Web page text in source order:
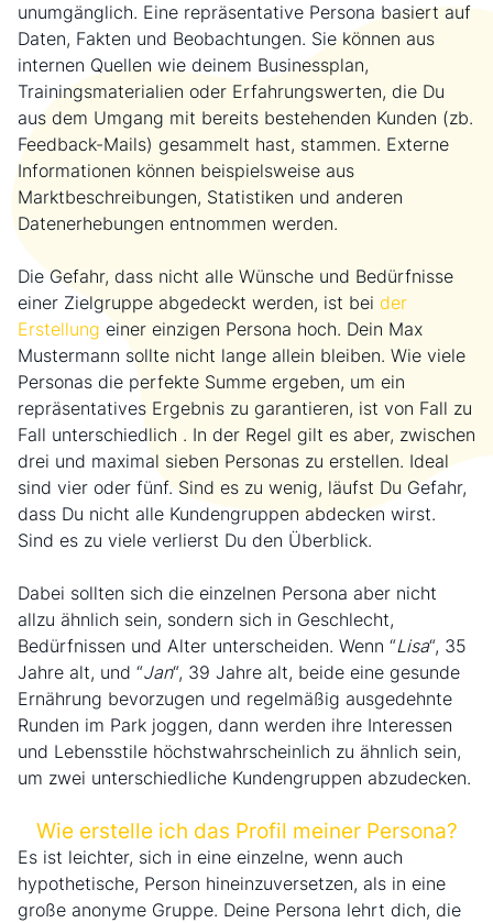
unumgänglich. Eine repräsentative Persona basiert auf
Daten, Fakten und Beobachtungen. Sie können aus
internen Quellen wie deinem Businessplan,
Trainingsmaterialien oder Erfahrungswerten, die Du
aus dem Umgang mit bereits bestehenden Kunden (zb.
Feedback-Mails) gesammelt hast, stammen. Externe
Informationen können beispielsweise aus
Marktbeschreibungen, Statistiken und anderen
Datenerhebungen entnommen werden.
Die Gefahr, dass nicht alle Wünsche und Bedürfnisse
einer Zielgruppe abgedeckt werden, ist bei der
Erstellung einer einzigen Persona hoch. Dein Max
Mustermann sollte nicht lange allein bleiben. Wie viele
Personas die perfekte Summe ergeben, um ein
repräsentatives Ergebnis zu garantieren, ist von Fall zu
Fall unterschiedlich . In der Regel gilt es aber, zwischen
drei und maximal sieben Personas zu erstellen. Ideal
sind vier oder fünf. Sind es zu wenig, läufst Du Gefahr,
dass Du nicht alle Kundengruppen abdecken wirst.
Sind es zu viele verlierst Du den Überblick.
Dabei sollten sich die einzelnen Persona aber nicht
allzu ähnlich sein, sondern sich in Geschlecht,
Bedürfnissen und Alter unterscheiden. Wenn “Lisa“, 35
Jahre alt, und “Jan“, 39 Jahre alt, beide eine gesunde
Ernährung bevorzugen und regelmäßig ausgedehnte
Runden im Park joggen, dann werden ihre Interessen
und Lebensstile höchstwahrscheinlich zu ähnlich sein,
um zwei unterschiedliche Kundengruppen abzudecken.
Wie erstelle ich das Profil meiner Persona?
Es ist leichter, sich in eine einzelne, wenn auch
hypothetische, Person hineinzuversetzen, als in eine
große anonyme Gruppe. Deine Persona lehrt dich, die